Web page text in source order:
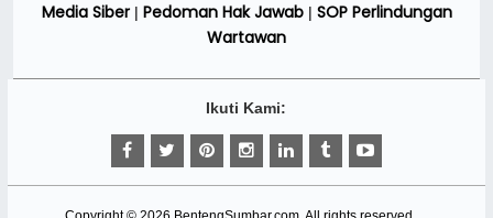
Media Siber| Pedoman Hak Jawab| SOP Perlindungan
Wartawan
Ikuti Kami: